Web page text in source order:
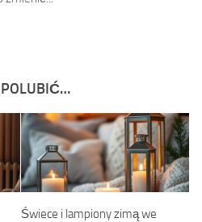
Świece i lampiony zimą we